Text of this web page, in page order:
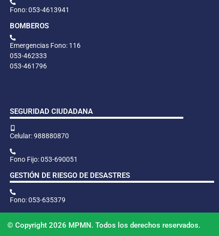
Fono: 053-4613941
BOMBEROS
Emergencias Fono: 116
053-462333
053-461796
SEGURIDAD CIUDADANA
Celular: 988880870
Fono Fijo: 053-690051
GESTIÓN DE RIESGO DE DESASTRES
Fono: 053-635379
© Copyright 2026 MPMN. Todos los derechos reservados.